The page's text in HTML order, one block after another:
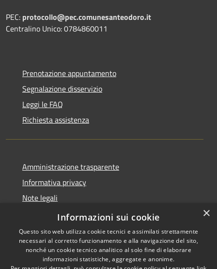
PEC: protocollo@pec.comunesanteodoro.it
Centralino Unico: 0784860011
Prenotazione appuntamento
Segnalazione disservizio
Leggi le FAQ
Richiesta assistenza
Amministrazione trasparente
Informativa privacy
Note legali
Dichiarazione di accessibilità
Copyright © 2026 • Comune di
×
Informazioni sui cookie
Questo sito web utilizza cookie tecnici e assimilati strettamente
necessari al corretto funzionamento e alla navigazione del sito,
nonché un cookie tecnico analitico al solo fine di elaborare
informazioni statistiche, aggregate e anonime.